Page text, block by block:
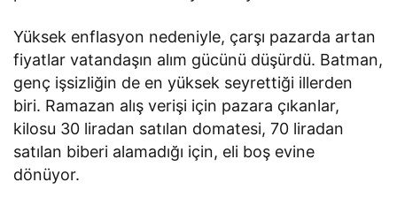
Yüksek enflasyon nedeniyle, çarşı pazarda artan
fiyatlar vatandaşın alım gücünü düşürdü. Batman,
genç işsizliğin de en yüksek seyrettiği illerden
biri. Ramazan alış verişi için pazara çıkanlar,
kilosu 30 liradan satılan domatesi, 70 liradan
satılan biberi alamadığı için, eli boş evine
dönüyor.